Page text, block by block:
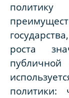
роста
политики: